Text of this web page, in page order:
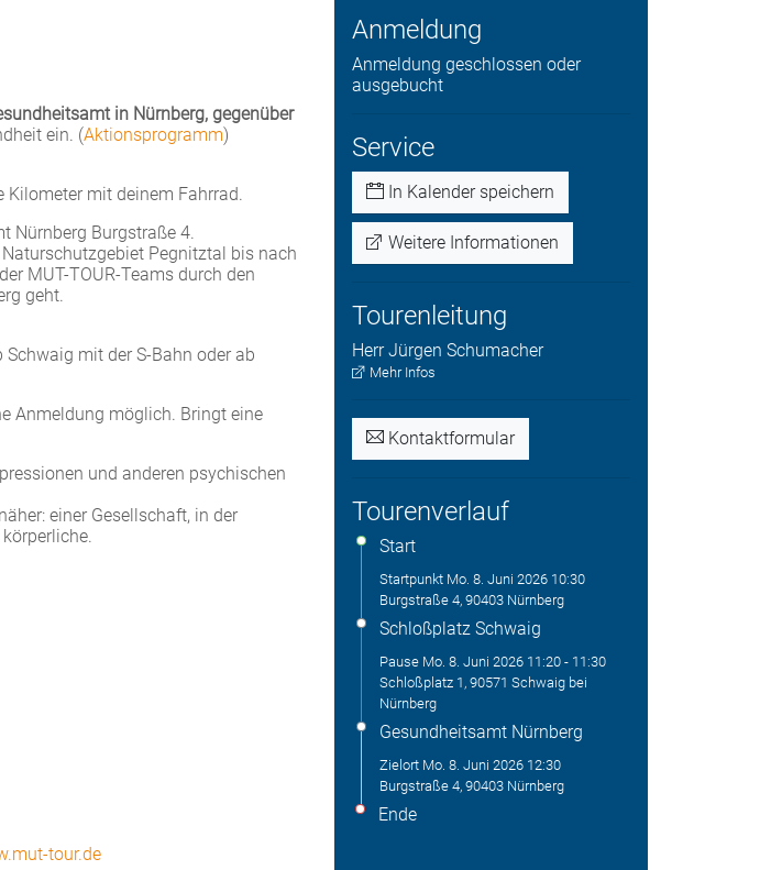
Anmeldung
Anmeldung geschlossen oder
ausgebucht
Service
In Kalender speichern
Weitere Informationen
Tourenleitung
Herr Jürgen Schumacher
Mehr Infos
Kontaktformular
Tourenverlauf
Start
Startpunkt Mo. 8. Juni 2026 10:30
Burgstraße 4, 90403 Nürnberg
Schloßplatz Schwaig
Pause Mo. 8. Juni 2026 11:20 - 11:30
Schloßplatz 1, 90571 Schwaig bei
Nürnberg
Gesundheitsamt Nürnberg
Zielort Mo. 8. Juni 2026 12:30
Burgstraße 4, 90403 Nürnberg
Ende
in Nürnberg, gegenüber
ein. (Aktionsprogramm)
Kilometer mit deinem Fahrrad.
Nürnberg Burgstraße 4.
Pegnitztal bis nach
MUT-TOUR-Teams durch den
geht.
mit der S-Bahn oder ab
Anmeldung möglich. Bringt eine
und anderen psychischen
einer Gesellschaft, in der
tour.de